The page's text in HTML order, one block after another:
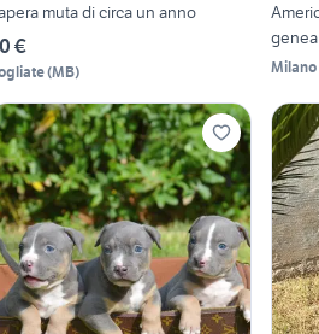
muta di circa un anno
€
(MB) Milano